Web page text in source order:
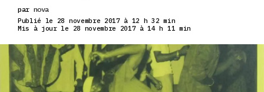
par nova
Publié le 28 novembre 2017 à 12 h 32 min
Mis à jour le 28 novembre 2017 à 14 h 11 min